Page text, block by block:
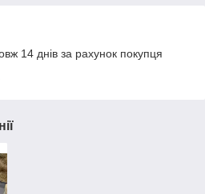
14 днів за рахунок покупця